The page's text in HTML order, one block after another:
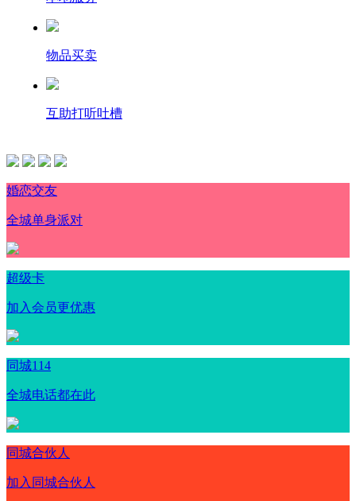
物品买卖
互助打听吐槽
婚恋交友
全城单身派对
超级卡
加入会员更优惠
同城114
全城电话都在此
同城合伙人
加入同城合伙人